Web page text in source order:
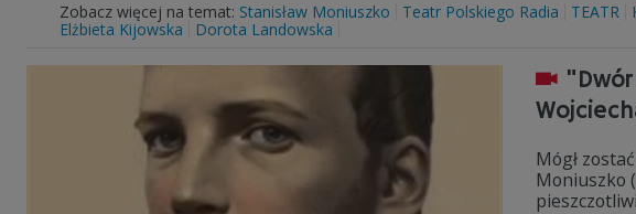
Zobacz więcej na temat: Stanisław Moniuszko Teatr Polskiego Radia TEATR
Elżbieta Kijowska
Dorota Landowska
Mógł
Moniuszko